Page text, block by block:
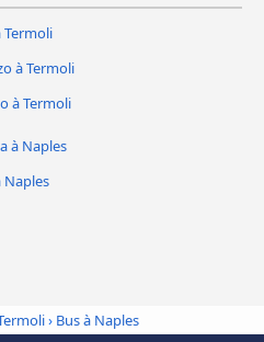
Termoli
à Termoli
à Termoli
à Naples
Naples
› Bus à Naples